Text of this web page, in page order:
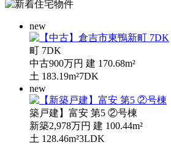
new
町 7DK
中古900万円 建 170.68m²
土 183.19m²7DK
new
築戸建】富安 第5 ②号棟
新築2,978万円 建 100.44m²
土 128.46m²3LDK